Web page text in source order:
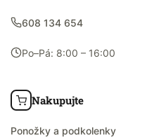
608 134 654
Po–Pá: 8:00 – 16:00
Nakupujte
Ponožky a podkolenky